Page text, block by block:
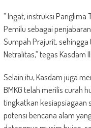
” Ingat, instruksi Panglima
Pemilu sebagai
Sumpah Prajurit,
Netralitas,” tegas Kasdam
Selain itu, Kasdam juga
BMKG telah merilis curah
tingkatkan kesiapsiagaan
potensi bencana alam